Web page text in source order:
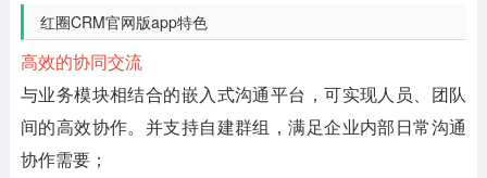
红圈CRM官网版app特色
高效的协同交流
与业务模块相结合的嵌入式沟通平台，可实现人员、团队
间的高效协作。并支持自建群组，满足企业内部日常沟通
协作需要；